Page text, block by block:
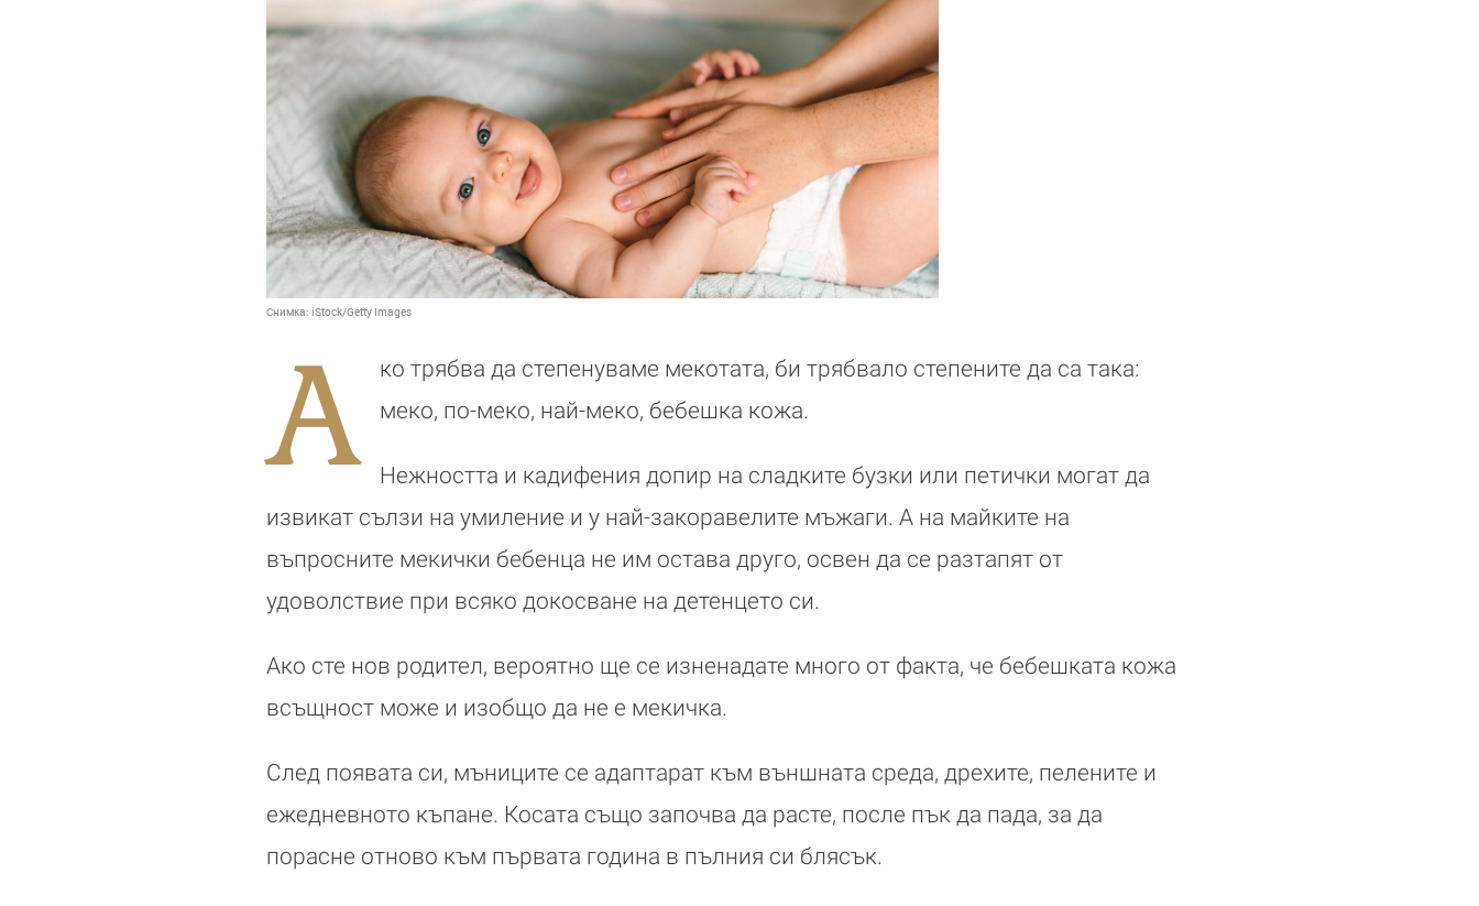
Снимка: iStock/Getty Images
А
ко трябва да степенуваме мекотата, би трябвало степените да са така:
меко, по-меко, най-меко, бебешка кожа.
Нежността и кадифения допир на сладките бузки или петички могат да
извикат сълзи на умиление и у най-закоравелите мъжаги. А на майките на
въпросните мекички бебенца не им остава друго, освен да се разтапят от
удоволствие при всяко докосване на детенцето си.
Ако сте нов родител, вероятно ще се изненадате много от факта, че бебешката кожа
всъщност може и изобщо да не е мекичка.
След появата си, мъниците се адаптарат към външната среда, дрехите, пелените и
ежедневното къпане. Косата също започва да расте, после пък да пада, за да
порасне отново към първата година в пълния си блясък.